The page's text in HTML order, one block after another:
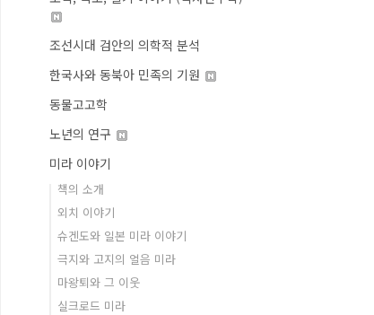
조선시대 검안의 의학적 분석
한국사와 동북아 민족의 기원
동물고고학
노년의 연구
미라 이야기
책의 소개
외치 이야기
슈겐도와 일본 미라 이야기
극지와 고지의 얼음 미라
마왕퇴와 그 이웃
실크로드 미라